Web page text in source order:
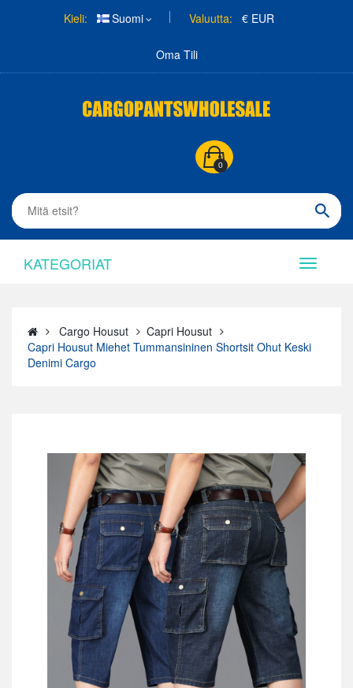
Kieli: Suomi Valuutta: € EUR
Oma Tili
0
KATEGORIAT
Cargo Housut
Capri Housut
Capri Housut Miehet Tummansininen Shortsit Ohut Keski
Denimi Cargo